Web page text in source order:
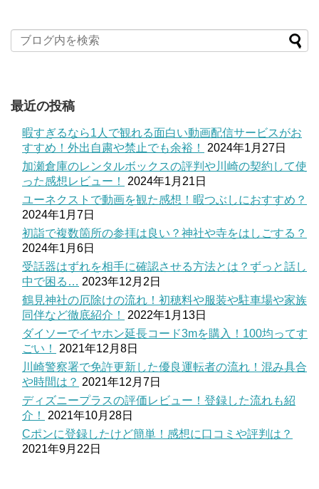
最近の投稿
暇すぎるなら1人で観れる面白い動画配信サービスがお
すすめ！外出自粛や禁止でも余裕！
2024年1月27日
加瀬倉庫のレンタルボックスの評判や川崎の契約して使
った感想レビュー！
2024年1月21日
ユーネクストで動画を観た感想！暇つぶしにおすすめ？
2024年1月7日
初詣で複数箇所の参拝は良い？神社や寺をはしごする？
2024年1月6日
受話器はずれを相手に確認させる方法とは？ずっと話し
中で困る… 2023年12月2日
鶴見神社の厄除けの流れ！初穂料や服装や駐車場や家族
同伴など徹底紹介！
2022年1月13日
ダイソーでイヤホン延長コード3mを購入！100均ってす
ごい！
2021年12月8日
川崎警察署で免許更新した優良運転者の流れ！混み具合
や時間は？ 2021年12月7日
ディズニープラスの評価レビュー！登録した流れも紹
介！
2021年10月28日
Cポンに登録したけど簡単！感想に口コミや評判は？
2021年9月22日